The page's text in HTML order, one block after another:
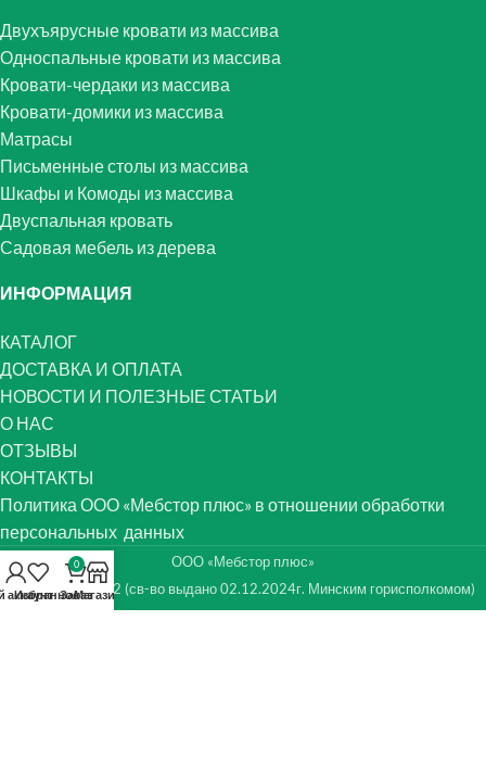
Двухъярусные кровати из массива
Односпальные кровати из массива
Кровати-чердаки из массива
Кровати-домики из массива
Матрасы
Письменные столы из массива
Шкафы и Комоды из массива
Двуспальная кровать
Садовая мебель из дерева
ИНФОРМАЦИЯ
КАТАЛОГ
ДОСТАВКА И ОПЛАТА
НОВОСТИ И ПОЛЕЗНЫЕ СТАТЬИ
О НАС
ОТЗЫВЫ
КОНТАКТЫ
Политика ООО «Мебстор плюс» в отношении обработки
персональных данных
ООО «Мебстор плюс»
УНП 193816942 (св-во выдано 02.12.2024г. Минским горисполкомом)
Регистрация в Торговом реестре №743144 от 26.02.2025
аккаунт
Избранное
0
Заказ
Магазин